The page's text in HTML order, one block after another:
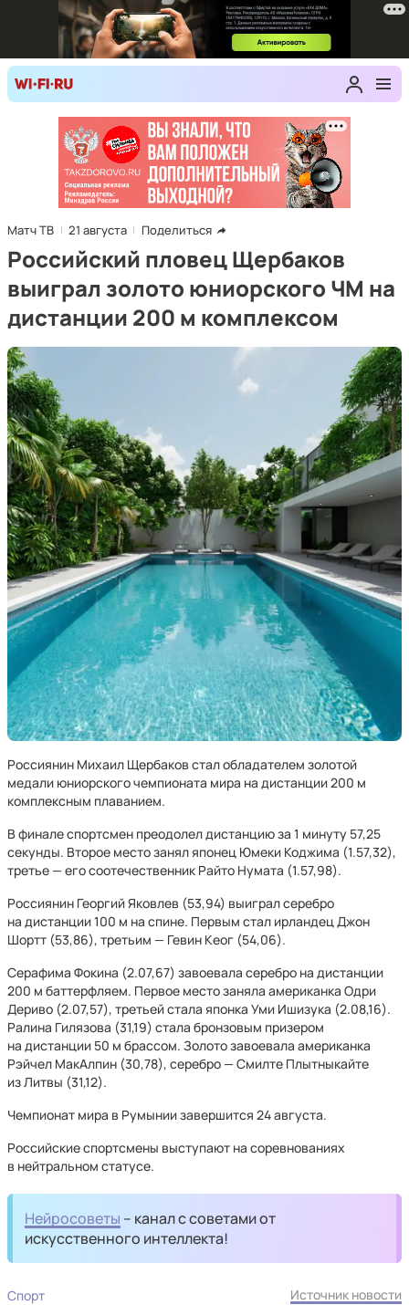
Матч ТВ 21 августа Поделиться
Российский пловец Щербаков
выиграл золото юниорского ЧМ на
дистанции 200 м комплексом
Россиянин Михаил Щербаков стал обладателем золотой
медали юниорского чемпионата мира на дистанции 200 м
комплексным плаванием.
В финале спортсмен преодолел дистанцию за 1 минуту 57,25
секунды. Второе место занял японец Юмеки Коджима (1.57,32),
третье — его соотечественник Райто Нумата (1.57,98).
Россиянин Георгий Яковлев (53,94) выиграл серебро
на дистанции 100 м на спине. Первым стал ирландец Джон
Шортт (53,86), третьим — Гевин Кеог (54,06).
Серафима Фокина (2.07,67) завоевала серебро на дистанции
200 м баттерфляем. Первое место заняла американка Одри
Дериво (2.07,57), третьей стала японка Уми Ишизука (2.08,16).
Ралина Гилязова (31,19) стала бронзовым призером
на дистанции 50 м брассом. Золото завоевала американка
Рэйчел МакАлпин (30,78), серебро — Смилте Плытныкайте
из Литвы (31,12).
Чемпионат мира в Румынии завершится 24 августа.
Российские спортсмены выступают на соревнованиях
в нейтральном статусе.
Нейросоветы – канал с советами от
искусственного интеллекта!
Спорт Источник новости